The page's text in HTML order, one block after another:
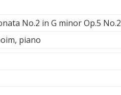
No.2 in G minor Op.5 No.2
piano